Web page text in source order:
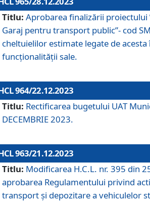
Titlu: Aprobarea finalizării
Garaj pentru transport public”- cod
cheltuielilor estimate legate de
funcționalității sale.
964/22.12.2023
Titlu: Rectificarea bugetului UAT
DECEMBRIE 2023.
963/21.12.2023
Titlu: Modificarea H.C.L. nr. 395 din
aprobarea Regulamentului privind
transport şi depozitare a vehiculelor